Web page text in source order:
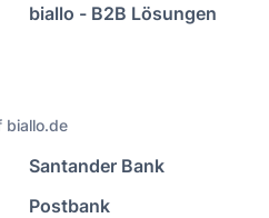
biallo - B2B Lösungen
biallo.de
Santander Bank
Postbank